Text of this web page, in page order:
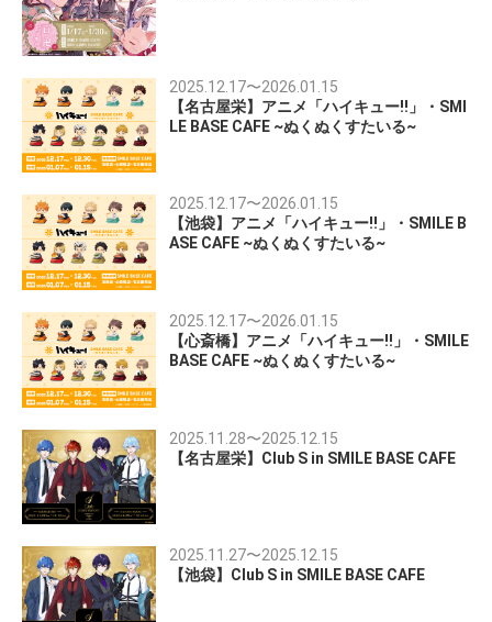
2025.12.17〜2026.01.15
【名古屋栄】アニメ「ハイキュー!!」・SMI
LE BASE CAFE ~ぬくぬくすたいる~
2025.12.17〜2026.01.15
【池袋】アニメ「ハイキュー!!」・SMILE B
ASE CAFE ~ぬくぬくすたいる~
2025.12.17〜2026.01.15
【心斎橋】アニメ「ハイキュー!!」・SMILE
BASE CAFE ~ぬくぬくすたいる~
2025.11.28〜2025.12.15
【名古屋栄】Club S in SMILE BASE CAFE
2025.11.27〜2025.12.15
【池袋】Club S in SMILE BASE CAFE